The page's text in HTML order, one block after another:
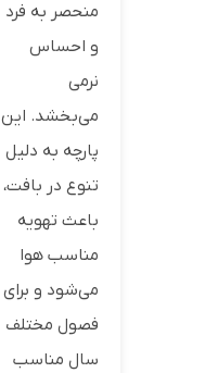
منحصر به فرد
و احساس
نرمی
می‌بخشد. این
پارچه به دلیل
تنوع در بافت،
باعث تهویه
مناسب هوا
می‌شود و برای
فصول مختلف
سال مناسب